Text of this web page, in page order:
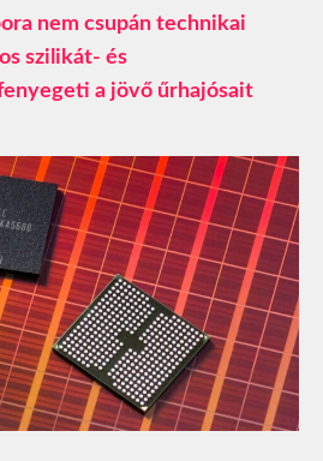
nem csupán technikai
szilikát- és
a jövő űrhajósait